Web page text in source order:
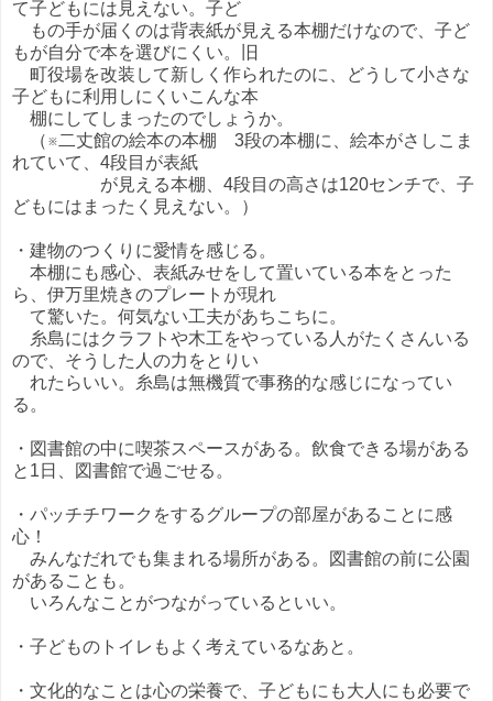
て子どもには見えない。子ど
もの手が届くのは背表紙が見える本棚だけなので、子ど
もが自分で本を選びにくい。旧
町役場を改装して新しく作られたのに、どうして小さな
子どもに利用しにくいこんな本
棚にしてしまったのでしょうか。
（※二丈館の絵本の本棚 3段の本棚に、絵本がさしこま
れていて、4段目が表紙
が見える本棚、4段目の高さは120センチで、子
どもにはまったく見えない。）
・建物のつくりに愛情を感じる。
本棚にも感心、表紙みせをして置いている本をとった
ら、伊万里焼きのプレートが現れ
て驚いた。何気ない工夫があちこちに。
糸島にはクラフトや木工をやっている人がたくさんいる
ので、そうした人の力をとりい
れたらいい。糸島は無機質で事務的な感じになってい
る。
・図書館の中に喫茶スペースがある。飲食できる場がある
と1日、図書館で過ごせる。
・パッチチワークをするグループの部屋があることに感
心！
みんなだれでも集まれる場所がある。図書館の前に公園
があることも。
いろんなことがつながっているといい。
・子どものトイレもよく考えているなあと。
・文化的なことは心の栄養で、子どもにも大人にも必要で